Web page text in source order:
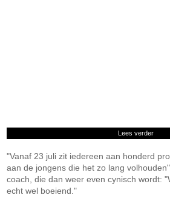
Lees verder
"Vanaf 23 juli zit iedereen aan honderd
aan de jongens die het zo lang
coach, die dan weer even cynisch wordt:
echt wel boeiend."